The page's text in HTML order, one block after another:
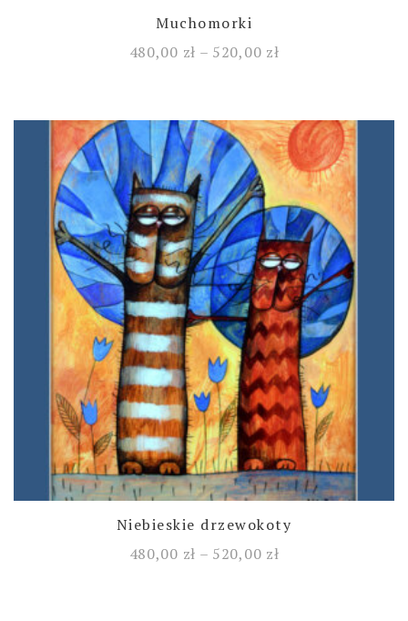
Muchomorki
480,00 zł – 520,00 zł
Niebieskie drzewokoty
480,00 zł – 520,00 zł